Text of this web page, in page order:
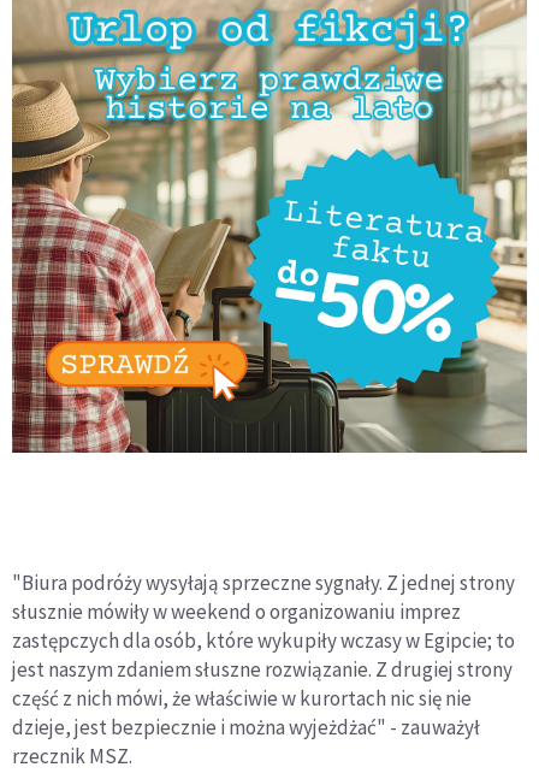
"Biura podróży wysyłają sprzeczne sygnały. Z jednej strony
słusznie mówiły w weekend o organizowaniu imprez
zastępczych dla osób, które wykupiły wczasy w Egipcie; to
jest naszym zdaniem słuszne rozwiązanie. Z drugiej strony
część z nich mówi, że właściwie w kurortach nic się nie
dzieje, jest bezpiecznie i można wyjeżdżać" - zauważył
rzecznik MSZ.